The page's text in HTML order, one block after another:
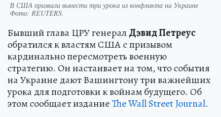
В США призвали вынести три урока из конфликта на Украине
Фото: REUTERS.
Бывший глава ЦРУ генерал Дэвид Петреус
обратился к властям США с призывом
кардинально пересмотреть военную
стратегию. Он настаивает на том, что события
на Украине дают Вашингтону три важнейших
урока для подготовки к войнам будущего. Об
этом сообщает изданиеThe Wall Street Journal.